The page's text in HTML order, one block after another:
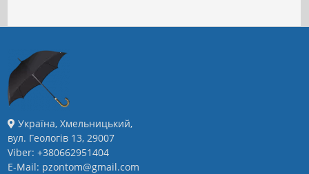
Україна, Хмельницький,
вул. Геологів 13, 29007
Viber: +380662951404
E-Mail: pzontom@gmail.com